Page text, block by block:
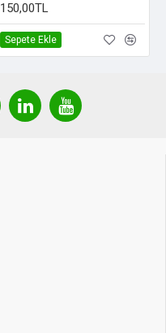
150,00TL
Sepete Ekle